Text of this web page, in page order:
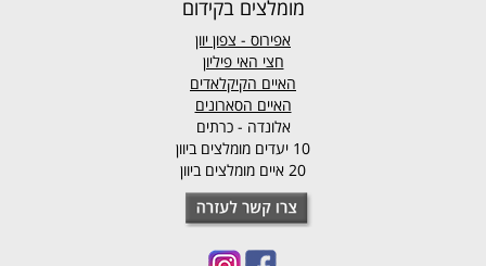
מומלצים בקידום
אפירוס - צפון יוון
חצי האי פיליון
האיים הקיקלאדים
האיים הסארונים
אלונדה - כרתים
10 יעדים מומלצים ביוון
20 איים מומלצים ביוון